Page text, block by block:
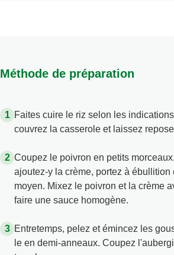
Méthode de préparation
Faites cuire le riz selon les
couvrez la casserole et laissez
Coupez le poivron en petits
ajoutez-y la crème, portez à
moyen. Mixez le poivron et la crème
faire une sauce homogène.
Entretemps, pelez et émincez les
le en demi-anneaux. Coupez